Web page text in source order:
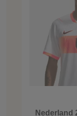
Nederland